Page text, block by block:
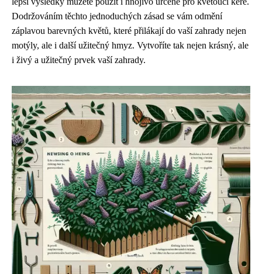
Dodržováním těchto jednoduchých zásad se vám odmění
záplavou barevných květů, které přilákají do vaší zahrady nejen
motýly, ale i další užitečný hmyz. Vytvoříte tak nejen krásný, ale
i živý a užitečný prvek vaší zahrady.